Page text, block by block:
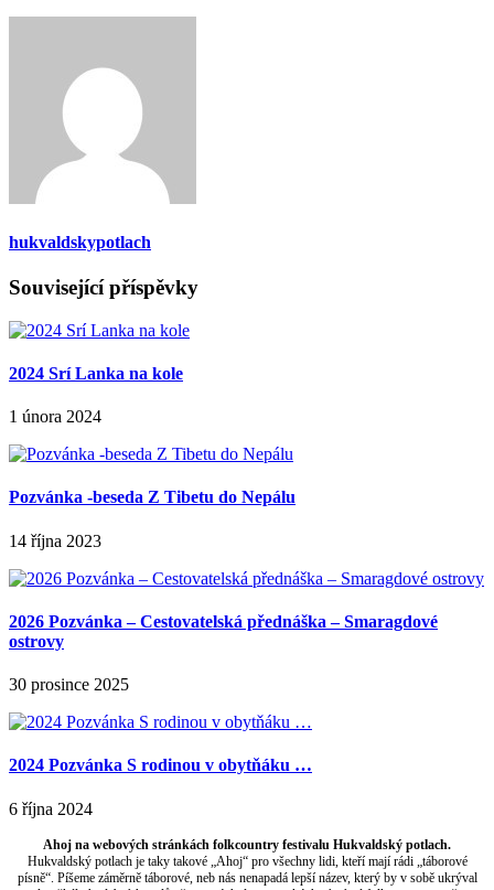
hukvaldskypotlach
Související příspěvky
2024 Srí Lanka na kole
1 února 2024
Pozvánka -beseda Z Tibetu do Nepálu
14 října 2023
2026 Pozvánka – Cestovatelská přednáška – Smaragdové
ostrovy
30 prosince 2025
2024 Pozvánka S rodinou v obytňáku …
6 října 2024
Ahoj na webových stránkách folkcountry festivalu Hukvaldský potlach.
Hukvaldský potlach je taky takové „Ahoj“ pro všechny lidi, kteří mají rádi „táborové
písně“. Píšeme záměrně táborové, neb nás nenapadá lepší název, který by v sobě ukrýval